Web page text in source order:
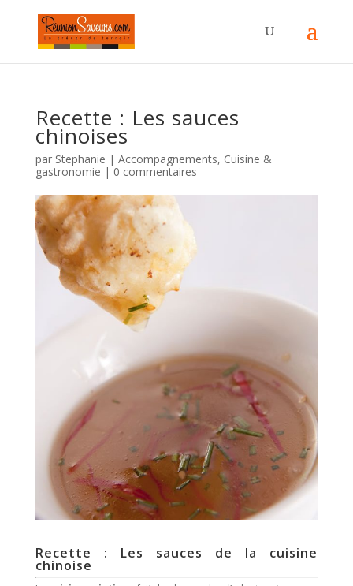
Recette : Les sauces
chinoises
par Stephanie | Accompagnements, Cuisine &
gastronomie |0 commentaires
Recette : Les sauces de la cuisine
chinoise